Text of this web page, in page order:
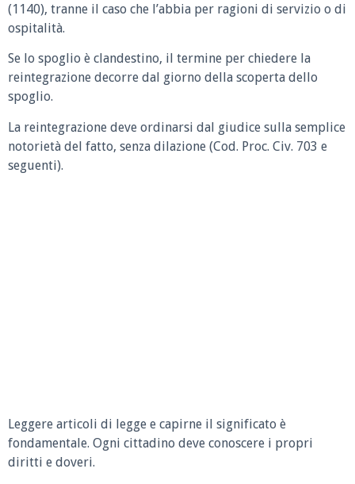
(1140), tranne il caso che l’abbia per ragioni di servizio o di
ospitalità.
Se lo spoglio è clandestino, il termine per chiedere la
reintegrazione decorre dal giorno della scoperta dello
spoglio.
La reintegrazione deve ordinarsi dal giudice sulla semplice
notorietà del fatto, senza dilazione (Cod. Proc. Civ. 703 e
seguenti).
Leggere articoli di legge e capirne il significato è
fondamentale. Ogni cittadino deve conoscere i propri
diritti e doveri.